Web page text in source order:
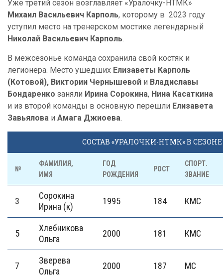
Уже третий сезон возглавляет «Уралочку-НТМК»
Михаил Васильевич Карполь, которому в 2023 году
уступил место на тренерском мостике легендарный
Николай Васильевич Карполь.
В межсезонье команда сохранила свой костяк и
легионера. Место ушедших Елизаветы Карполь
(Котовой), Виктории Чернышевой и Владиславы
Бондаренко заняли Ирина Сорокина, Нина Касаткина
и из второй команды в основную перешли Елизавета
Завьялова и Амага Джиоева.
СОСТАВ «УРАЛОЧКИ-НТМК» В СЕЗОНЕ
№
ФАМИЛИЯ,
ИМЯ
ГОД
РОЖДЕНИЯ
РОСТ
СПОРТ.
ЗВАНИЕ
3
Сорокина
Ирина (к)
1995 184 КМС
5
Хлебникова
Ольга
2000 181 КМС
7
Зверева
Ольга
2000 187 МС